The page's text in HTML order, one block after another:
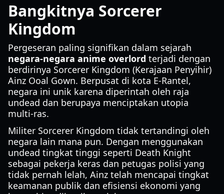
Bangkitnya Sorcerer
Kingdom
Pergeseran paling signifikan dalam sejarah
negara-negara anime overlord terjadi dengan
berdirinya Sorcerer Kingdom (Kerajaan Penyihir)
Ainz Ooal Gown. Berpusat di kota E-Rantel,
negara ini unik karena diperintah oleh raja
undead dan berupaya menciptakan utopia
multi-ras.
Militer Sorcerer Kingdom tidak tertandingi oleh
negara lain mana pun. Dengan menggunakan
undead tingkat tinggi seperti Death Knight
sebagai pekerja keras dan petugas polisi yang
tidak pernah lelah, Ainz telah mencapai tingkat
keamanan publik dan efisiensi ekonomi yang